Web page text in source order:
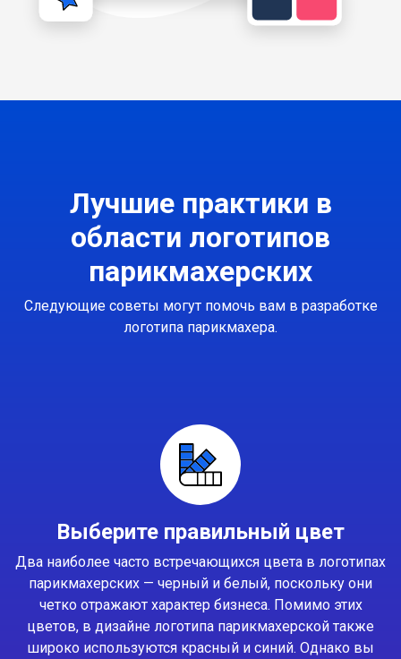
Лучшие практики в
области логотипов
парикмахерских
Следующие советы могут помочь вам в разработке
логотипа парикмахера.
Выберите правильный цвет
Два наиболее часто встречающихся цвета в логотипах
парикмахерских — черный и белый, поскольку они
четко отражают характер бизнеса. Помимо этих
цветов, в дизайне логотипа парикмахерской также
широко используются красный и синий. Однако вы